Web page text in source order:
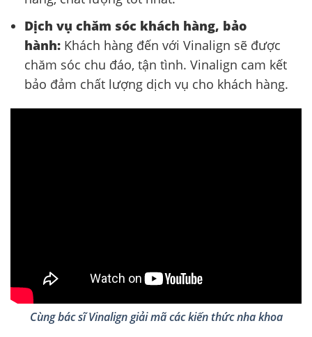
Dịch vụ chăm sóc khách hàng, bảo
hành: Khách hàng đến với Vinalign sẽ được
chăm sóc chu đáo, tận tình. Vinalign cam kết
bảo đảm chất lượng dịch vụ cho khách hàng.
Cùng bác sĩ Vinalign giải mã các kiến thức nha khoa